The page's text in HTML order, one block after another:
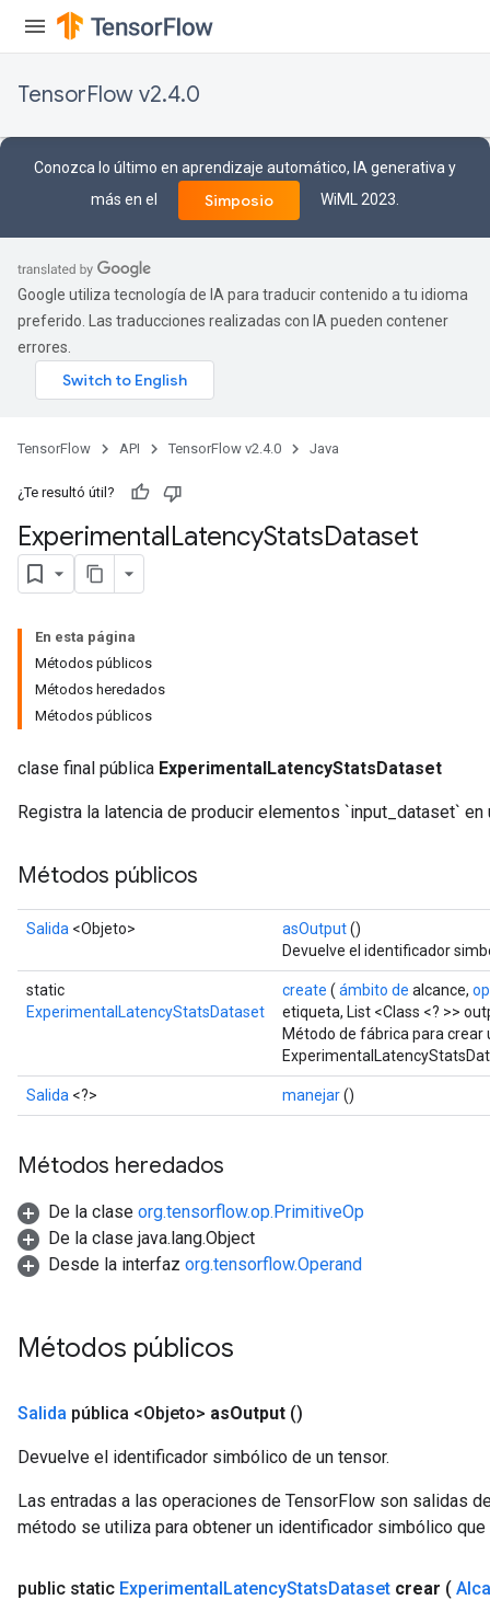
TensorFlow v2.4.0
Conozca lo último en aprendizaje automático, IA generativa y
más en el
Simposio WiML 2023.
Google utiliza tecnología de IA para traducir contenido a tu idioma
preferido. Las traducciones realizadas con IA pueden contener
errores.
TensorFlow API TensorFlow v2.4.0 Java
¿Te resultó útil?
ExperimentalLatencyStatsDataset
En esta página
Métodos públicos
Métodos heredados
Métodos públicos
clase final pública ExperimentalLatencyStatsDataset
Registra la latencia de producir elementos `input_dataset` en
Métodos públicos
Salida <Objeto> asOutput()
Devuelve el identificador
static
ExperimentalLatencyStatsDataset
create ( ámbito de alcance,
etiqueta, List <Class <? >>
Método de fábrica para crear
Salida <?> manejar()
Métodos heredados
De la clase org.tensorflow.op.PrimitiveOp
De la clase java.lang.Object
Desde la interfaz org.tensorflow.Operand
Métodos públicos
Salida pública <Objeto> asOutput ()
Devuelve el identificador simbólico de un tensor.
Las entradas a las operaciones de TensorFlow son salidas
método se utiliza para obtener un identificador simbólico
public static ExperimentalLatencyStatsDataset crear (